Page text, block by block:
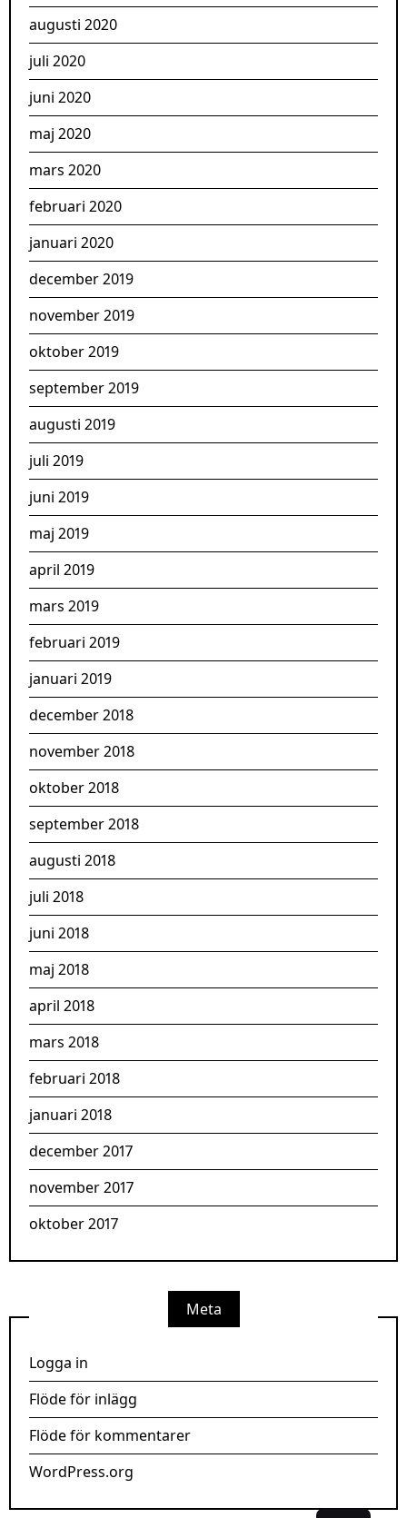
augusti 2020
juli 2020
juni 2020
maj 2020
mars 2020
februari 2020
januari 2020
december 2019
november 2019
oktober 2019
september 2019
augusti 2019
juli 2019
juni 2019
maj 2019
april 2019
mars 2019
februari 2019
januari 2019
december 2018
november 2018
oktober 2018
september 2018
augusti 2018
juli 2018
juni 2018
maj 2018
april 2018
mars 2018
februari 2018
januari 2018
december 2017
november 2017
oktober 2017
Meta
Logga in
Flöde för inlägg
Flöde för kommentarer
WordPress.org